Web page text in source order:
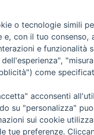
o tecnologie simili
e, con il tuo consenso,
e funzionalità
come
acconsenti
su "personalizza"
sui cookie
tue preferenze.